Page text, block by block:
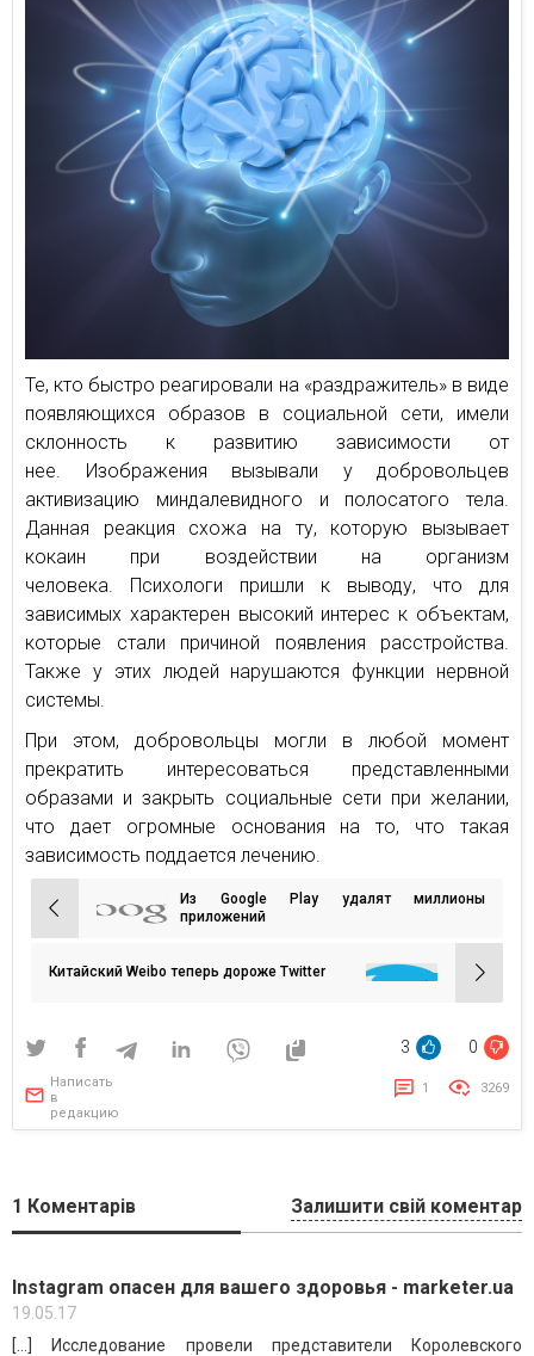
Те, кто быстро реагировали на «раздражитель» в виде
появляющихся образов в социальной сети, имели
склонность к развитию зависимости от
нее. Изображения вызывали у добровольцев
активизацию миндалевидного и полосатого тела.
Данная реакция схожа на ту, которую вызывает
кокаин при воздействии на организм
человека. Психологи пришли к выводу, что для
зависимых характерен высокий интерес к объектам,
которые стали причиной появления расстройства.
Также у этих людей нарушаются функции нервной
системы.
При этом, добровольцы могли в любой момент
прекратить интересоваться представленными
образами и закрыть социальные сети при желании,
что дает огромные основания на то, что такая
зависимость поддается лечению.
Навигация
по
записям
Из Google Play удалят миллионы
приложений
Китайский Weibo теперь дороже Twitter
3 0
Написать
в
редакцию
1 3269
1 Коментарів Залишити свій коментар
Instagram опасен для вашего здоровья - marketer.ua
19.05.17
[…] Исследование провели представители Королевского